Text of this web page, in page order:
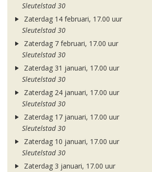
Sleutelstad 30
Zaterdag 14 februari, 17.00 uur
Sleutelstad 30
Zaterdag 7 februari, 17.00 uur
Sleutelstad 30
Zaterdag 31 januari, 17.00 uur
Sleutelstad 30
Zaterdag 24 januari, 17.00 uur
Sleutelstad 30
Zaterdag 17 januari, 17.00 uur
Sleutelstad 30
Zaterdag 10 januari, 17.00 uur
Sleutelstad 30
Zaterdag 3 januari, 17.00 uur